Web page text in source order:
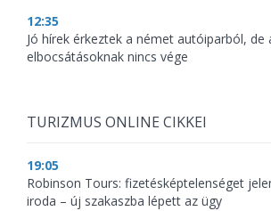
12:35
Jó hírek érkeztek a német autóiparból, de
elbocsátásoknak nincs vége
TURIZMUS ONLINE CIKKEI
19:05
Robinson Tours: fizetésképtelenséget
iroda – új szakaszba lépett az ügy